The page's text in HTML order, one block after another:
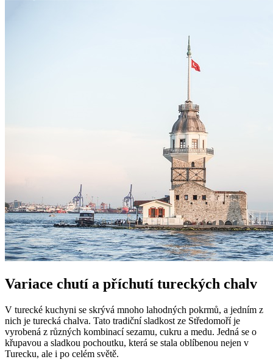
Variace chutí a příchutí tureckých chalv
V turecké kuchyni se skrývá mnoho lahodných pokrmů, a jedním z
nich je turecká chalva. Tato tradiční sladkost ze Středomoří je
vyrobená z různých kombinací sezamu, cukru a medu. Jedná se o
křupavou a sladkou pochoutku, která se stala oblíbenou nejen v
Turecku, ale i po celém světě.